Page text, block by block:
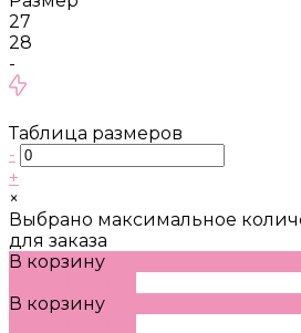
27
28
-
Таблица размеров
-
+
×
Выбрано максимальное
для заказа
В корзину
В корзину